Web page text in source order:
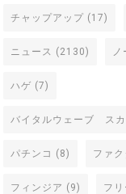
チャップアップ (17)
ニュース (2130) ノ
ハゲ (7)
バイタルウェーブ スカ
パチンコ (8) ファ
フィンジア (9) フ